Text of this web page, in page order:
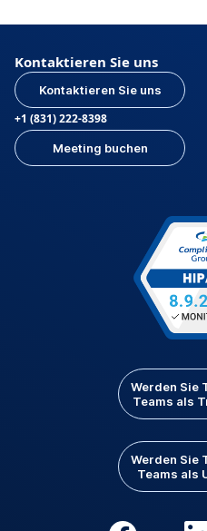
Kontaktieren Sie uns
Kontaktieren Sie uns
+1 (831) 222-8398
Meeting buchen
Werden Sie
Teams als
Werden Sie
Teams als